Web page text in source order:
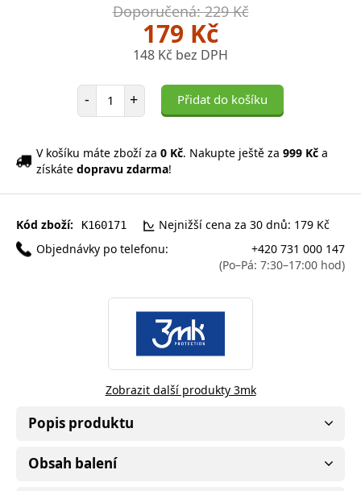
Doporučená: 229 Kč
179 Kč
148 Kč bez DPH
- Počet položek
+ Přidat do košíku
V košíku máte zboží za 0 Kč. Nakupte ještě za 999 Kč a
získáte dopravu zdarma!
Kód zboží: K160171
Nejnižší cena za 30 dnů: 179 Kč
Objednávky po telefonu:
+420 731 000 147
(Po–Pá: 7:30–17:00 hod)
Zobrazit další produkty 3mk
Popis produktu
Obsah balení